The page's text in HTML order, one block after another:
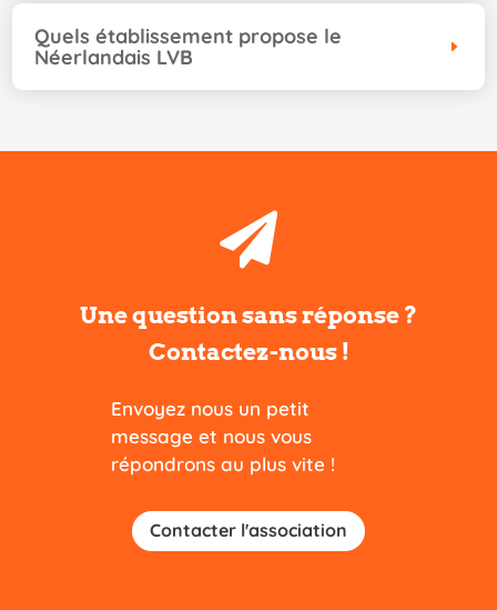
Quels établissement propose le
Néerlandais LVB

Une question sans réponse ?
Contactez-nous !
Envoyez nous un petit
message et nous vous
répondrons au plus vite !
Contacter l'association